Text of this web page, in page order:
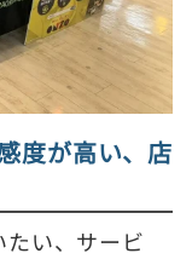
度が高い、店
い、サービ